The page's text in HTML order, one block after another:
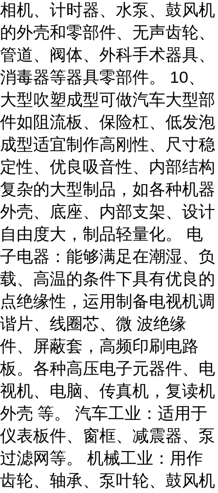
相机、计时器、水泵、鼓风机
的外壳和零部件、无声齿轮、
管道、阀体、外科手术器具、
消毒器等器具零部件。 10、
大型吹塑成型可做汽车大型部
件如阻流板、保险杠、低发泡
成型适宜制作高刚性、尺寸稳
定性、优良吸音性、内部结构
复杂的大型制品，如各种机器
外壳、底座、内部支架、设计
自由度大，制品轻量化。 电
子电器：能够满足在潮湿、负
载、高温的条件下具有优良的
点绝缘性，运用制备电视机调
谐片、线圈芯、微 波绝缘
件、屏蔽套，高频印刷电路
板。各种高压电子元器件、电
视机、电脑、传真机，复读机
外壳 等。 汽车工业：适用于
仪表板件、窗框、减震器、泵
过滤网等。 机械工业：用作
齿轮、轴承、泵叶轮、鼓风机